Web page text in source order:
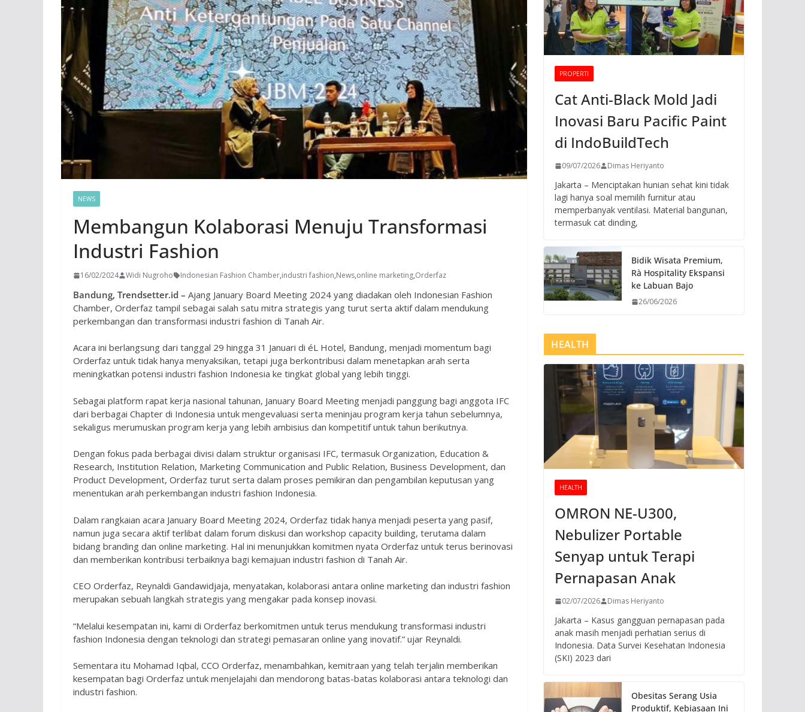
NEWS
Membangun Kolaborasi Menuju Transformasi
Industri Fashion
16/02/2024 Widi Nugroho Indonesian Fashion Chamber,industri fashion,News,online marketing,Orderfaz
Bandung, Trendsetter.id – Ajang January Board Meeting 2024 yang diadakan oleh Indonesian Fashion
Chamber, Orderfaz tampil sebagai salah satu mitra strategis yang turut serta aktif dalam mendukung
perkembangan dan transformasi industri fashion di Tanah Air.
Acara ini berlangsung dari tanggal 29 hingga 31 Januari di éL Hotel, Bandung, menjadi momentum bagi
Orderfaz untuk tidak hanya menyaksikan, tetapi juga berkontribusi dalam menetapkan arah serta
meningkatkan potensi industri fashion Indonesia ke tingkat global yang lebih tinggi.
Sebagai platform rapat kerja nasional tahunan, January Board Meeting menjadi panggung bagi anggota IFC
dari berbagai Chapter di Indonesia untuk mengevaluasi serta meninjau program kerja tahun sebelumnya,
sekaligus merumuskan program kerja yang lebih ambisius dan kompetitif untuk tahun berikutnya.
Dengan fokus pada berbagai divisi dalam struktur organisasi IFC, termasuk Organization, Education &
Research, Institution Relation, Marketing Communication and Public Relation, Business Development, dan
Product Development, Orderfaz turut serta dalam proses pemikiran dan pengambilan keputusan yang
menentukan arah perkembangan industri fashion Indonesia.
Dalam rangkaian acara January Board Meeting 2024, Orderfaz tidak hanya menjadi peserta yang pasif,
namun juga secara aktif terlibat dalam forum diskusi dan workshop capacity building, terutama dalam
bidang branding dan online marketing. Hal ini menunjukkan komitmen nyata Orderfaz untuk terus berinovasi
dan memberikan kontribusi terbaiknya bagi kemajuan industri fashion di Tanah Air.
CEO Orderfaz, Reynaldi Gandawidjaja, menyatakan, kolaborasi antara online marketing dan industri fashion
merupakan sebuah langkah strategis yang mengakar pada konsep inovasi.
“Melalui kesempatan ini, kami di Orderfaz berkomitmen untuk terus mendukung transformasi industri
fashion Indonesia dengan teknologi dan strategi pemasaran online yang inovatif.” ujar Reynaldi.
Sementara itu Mohamad Iqbal, CCO Orderfaz, menambahkan, kemitraan yang telah terjalin memberikan
kesempatan bagi Orderfaz untuk menjelajahi dan mendorong batas-batas kolaborasi antara teknologi dan
industri fashion.
PROPERTI
Cat Anti-Black Mold Jadi
Inovasi Baru Pacific Paint
di IndoBuildTech
09/07/2026 Dimas Heriyanto
Jakarta – Menciptakan hunian sehat kini tidak
lagi hanya soal memilih furnitur atau
memperbanyak ventilasi. Material bangunan,
termasuk cat dinding,
Bidik Wisata Premium,
Rà Hospitality Ekspansi
ke Labuan Bajo
26/06/2026
HEALTH
HEALTH
OMRON NE-U300,
Nebulizer Portable
Senyap untuk Terapi
Pernapasan Anak
02/07/2026 Dimas Heriyanto
Jakarta – Kasus gangguan pernapasan pada
anak masih menjadi perhatian serius di
Indonesia. Data Survei Kesehatan Indonesia
(SKI) 2023 dari
Obesitas Serang Usia
Produktif, Kebiasaan Ini